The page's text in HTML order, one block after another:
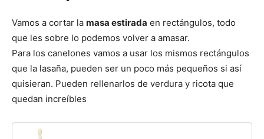
Vamos a cortar la masa estirada en rectángulos, todo
que les sobre lo podemos volver a amasar.
Para los canelones vamos a usar los mismos rectángulos
que la lasaña, pueden ser un poco más pequeños si así
quisieran. Pueden rellenarlos de verdura y ricota que
quedan increíbles